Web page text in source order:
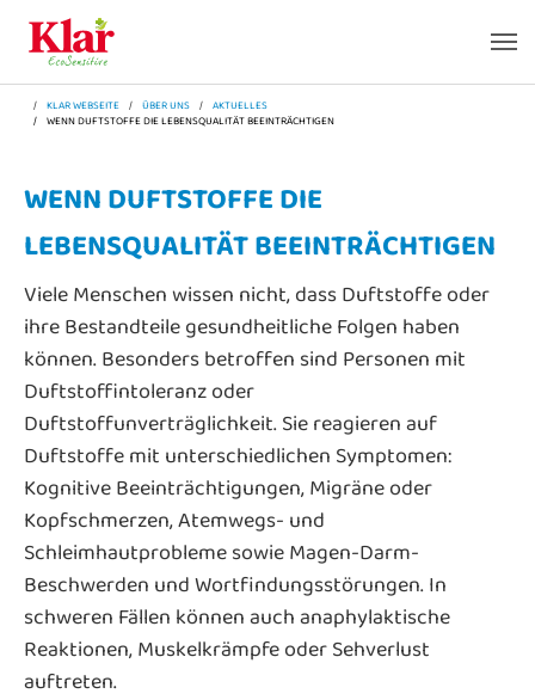
Zum Hauptinhalt springen
Skip to page footer
SIE SIND HIER:
KLAR WEBSEITE ÜBER UNS
AKTUELLES
WENN DUFTSTOFFE DIE LEBENSQUALITÄT BEEINTRÄCHTIGEN
WENN DUFTSTOFFE DIE
LEBENSQUALITÄT BEEINTRÄCHTIGEN
Viele Menschen wissen nicht, dass Duftstoffe oder
ihre Bestandteile gesundheitliche Folgen haben
können. Besonders betroffen sind Personen mit
Duftstoffintoleranz oder
Duftstoffunverträglichkeit. Sie reagieren auf
Duftstoffe mit unterschiedlichen Symptomen:
Kognitive Beeinträchtigungen, Migräne oder
Kopfschmerzen, Atemwegs- und
Schleimhautprobleme sowie Magen-Darm-
Beschwerden und Wortfindungsstörungen. In
schweren Fällen können auch anaphylaktische
Reaktionen, Muskelkrämpfe oder Sehverlust
auftreten.